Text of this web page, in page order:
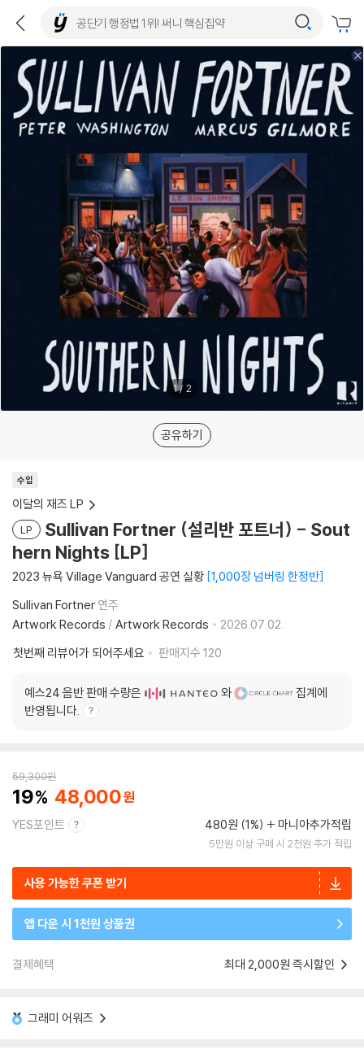
1/ 2
공유하기
수입
이달의 재즈 LP
LP
Sullivan Fortner (설리반 포트너) - Sout
hern Nights [LP]
2023 뉴욕 Village Vanguard 공연 실황 1,000장 넘버링 한정반
Sullivan Fortner 연주
Artwork Records / Artwork Records
2026.07.02.
첫번째 리뷰어가 되어주세요
판매지수 120
예스24 음반 판매 수량은 와
집계에
반영됩니다.
59,300원
19 48,000
YES포인트 480원 (1%) 마니아추가적립
5만원 이상 구매 시 2천원 추가 적립
사용 가능한 쿠폰 받기
앱 다운 시 1천원 상품권
결제혜택 최대 2,000원 즉시할인
그래미 어워즈